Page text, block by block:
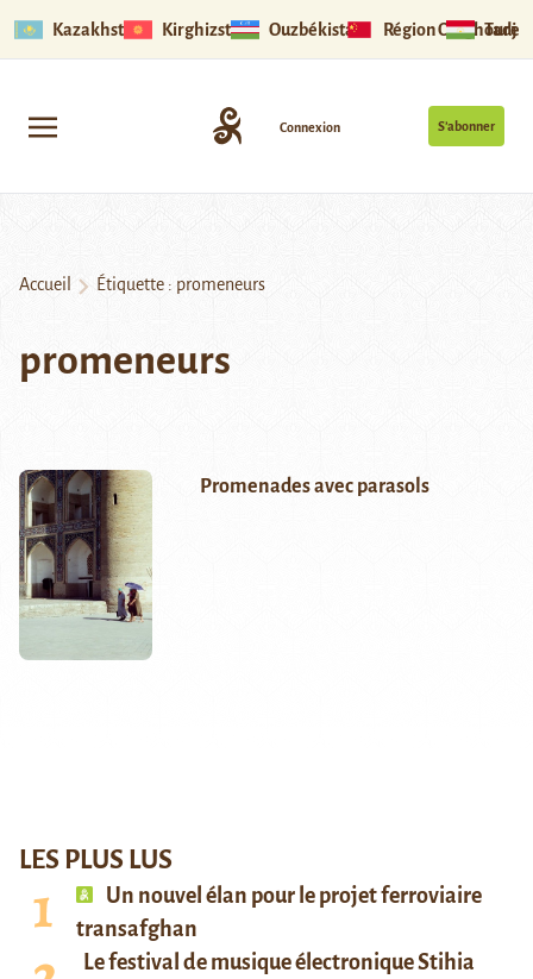
Kazakhstan Kirghizstan Ouzbékistan Région Ouïghoure
S’abonner
Connexion
Accueil Étiquette : promeneurs
promeneurs
Promenades avec parasols
LES PLUS LUS
Un nouvel élan pour le projet ferroviaire
transafghan
Le festival de musique électronique Stihia